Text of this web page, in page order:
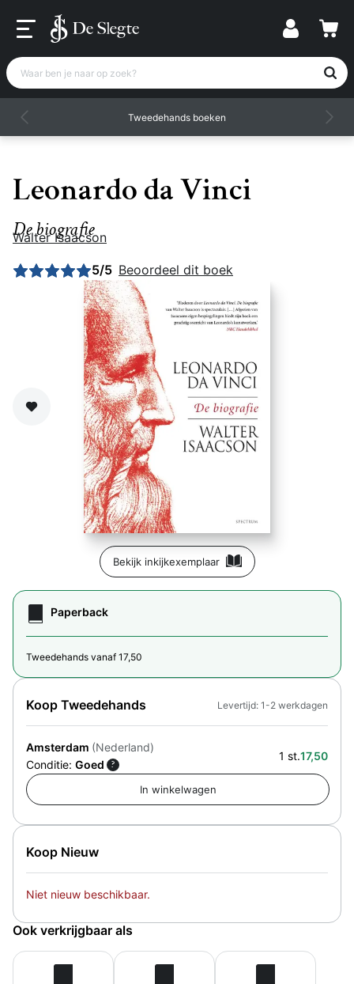
Waar ben je naar op zoek?
Tweedehands boeken
Leonardo da Vinci
De biografie
Walter Isaacson
Gemiddelde beoordeling: 5 uit 5
5/5 Beoordeel dit boek
Zet op verlanglijst
Bekijk inkijkexemplaar
Paperback
Tweedehands vanaf 17,50
Koop Tweedehands
Amsterdam (Nederland)
Conditie: Goed ?
1 st.17,50
Levertijd: 1-2 werkdagen
Koop Nieuw
Niet nieuw beschikbaar.
Ook verkrijgbaar als